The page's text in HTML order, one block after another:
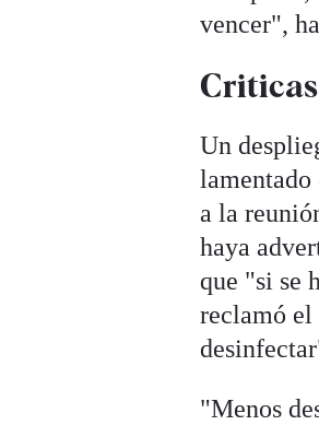
vencer",
Un
a la
haya
que "si se
reclamó el
"Menos